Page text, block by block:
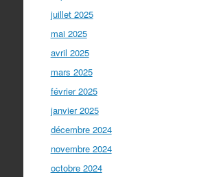
juillet 2025
mai 2025
avril 2025
mars 2025
février 2025
janvier 2025
décembre 2024
novembre 2024
octobre 2024